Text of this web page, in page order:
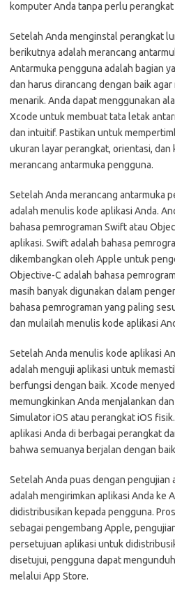
komputer Anda tanpa perlu perangkat
Setelah Anda menginstal perangkat
berikutnya adalah merancang
Antarmuka pengguna adalah bagian
dan harus dirancang dengan baik
menarik. Anda dapat menggunakan
Xcode untuk membuat tata letak
dan intuitif. Pastikan untuk
ukuran layar perangkat, orientasi,
merancang antarmuka pengguna.
Setelah Anda merancang antarmuka
adalah menulis kode aplikasi Anda.
bahasa pemrograman Swift atau
aplikasi. Swift adalah bahasa
dikembangkan oleh Apple untuk
Objective-C adalah bahasa
masih banyak digunakan dalam
bahasa pemrograman yang paling
dan mulailah menulis kode aplikasi
Setelah Anda menulis kode aplikasi
adalah menguji aplikasi untuk
berfungsi dengan baik. Xcode
memungkinkan Anda menjalankan
Simulator iOS atau perangkat iOS
aplikasi Anda di berbagai perangkat
bahwa semuanya berjalan dengan
Setelah Anda puas dengan pengujian
adalah mengirimkan aplikasi Anda ke
didistribusikan kepada pengguna.
sebagai pengembang Apple,
persetujuan aplikasi untuk
disetujui, pengguna dapat
melalui App Store.